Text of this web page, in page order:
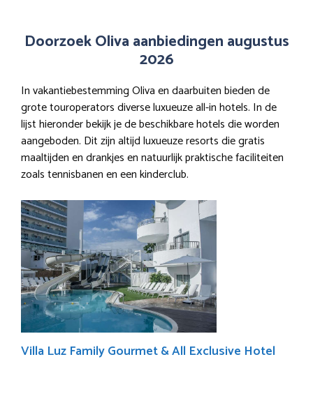
Doorzoek Oliva aanbiedingen augustus
2026
In vakantiebestemming Oliva en daarbuiten bieden de
grote touroperators diverse luxueuze all-in hotels. In de
lijst hieronder bekijk je de beschikbare hotels die worden
aangeboden. Dit zijn altijd luxueuze resorts die gratis
maaltijden en drankjes en natuurlijk praktische faciliteiten
zoals tennisbanen en een kinderclub.
Villa Luz Family Gourmet & All Exclusive Hotel